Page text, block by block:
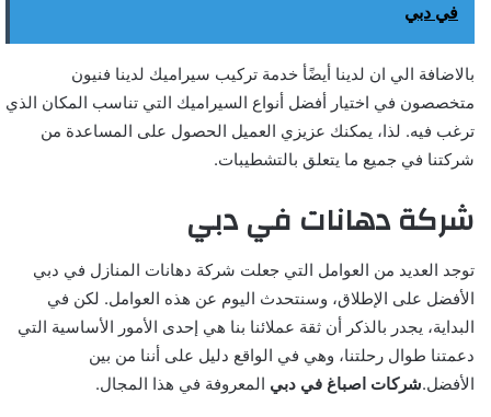
في دبي
بالاضافة الي ان لدينا أيضًأ خدمة تركيب سيراميك لدينا فنيون
متخصصون في اختيار أفضل أنواع السيراميك التي تناسب المكان الذي
ترغب فيه. لذا، يمكنك عزيزي العميل الحصول على المساعدة من
شركتنا في جميع ما يتعلق بالتشطيبات.
شركة دهانات في دبي
توجد العديد من العوامل التي جعلت شركة دهانات المنازل في دبي
الأفضل على الإطلاق، وسنتحدث اليوم عن هذه العوامل. لكن في
البداية، يجدر بالذكر أن ثقة عملائنا بنا هي إحدى الأمور الأساسية التي
دعمتنا طوال رحلتنا، وهي في الواقع دليل على أننا من بين
الأفضل.شركات اصباغ في دبي المعروفة في هذا المجال.